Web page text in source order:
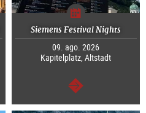
Siemens Festival Nights
09. ago. 2026
Kapitelplatz, Altstadt
continuar